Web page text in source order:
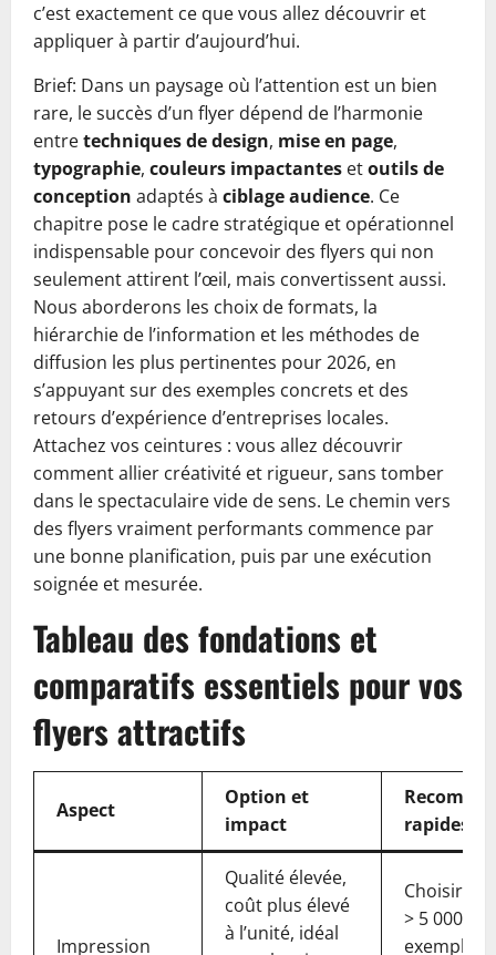
c’est exactement ce que vous allez découvrir et
appliquer à partir d’aujourd’hui.
Brief: Dans un paysage où l’attention est un bien
rare, le succès d’un flyer dépend de l’harmonie
entretechniques de design, mise en page,
typographie, couleurs impactantes etoutils de
conception adaptés à ciblage audience. Ce
chapitre pose le cadre stratégique et opérationnel
indispensable pour concevoir des flyers qui non
seulement attirent l’œil, mais convertissent aussi.
Nous aborderons les choix de formats, la
hiérarchie de l’information et les méthodes de
diffusion les plus pertinentes pour 2026, en
s’appuyant sur des exemples concrets et des
retours d’expérience d’entreprises locales.
Attachez vos ceintures : vous allez découvrir
comment allier créativité et rigueur, sans tomber
dans le spectaculaire vide de sens. Le chemin vers
des flyers vraiment performants commence par
une bonne planification, puis par une exécution
soignée et mesurée.
Tableau des fondations et
comparatifs essentiels pour vos
flyers attractifs
Aspect
Option et
impact
rapides
Impression
Qualité élevée,
coût plus élevé
à l’unité, idéal
Choisir
> 5 000